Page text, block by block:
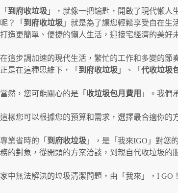
「 到府收垃圾 」，就像一把鑰匙，開啟了現代懶
呢？「 到府收垃圾 」就是為了讓您輕鬆享受自在生
打造更簡單、便捷的懶人生活，迎接宅經濟的美好
在這步調加速的現代生活，繁忙的工作和多變的節
正是在這種思維下，「 到府收垃圾 」、「 代收垃圾
當然，您可能關心的是「 收垃圾包月費用 」。我們
這樣您可以根據您的預算和需求，選擇最合適你的
專業省時的「 到府收垃圾 」，是「我來IGO」對您
務的對象，從開頭的方案洽談，到親自代收垃圾的
家中無法解決的垃圾清潔問題，由「我來」，I GO！